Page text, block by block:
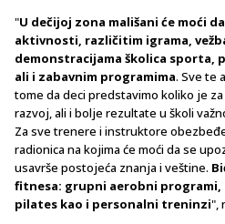
"U dečijoj zona mališani će moći
aktivnosti, različitim igrama,
demonstracijama školica sporta,
ali i zabavnim programima. Sve te
tome da deci predstavimo koliko je
razvoj, ali i bolje rezultate u školi
Za sve trenere i instruktore
radionica na kojima će moći da se
usavrše postojeća znanja i veštine.
fitnesa: grupni aerobni
pilates kao i personalni treninzi",